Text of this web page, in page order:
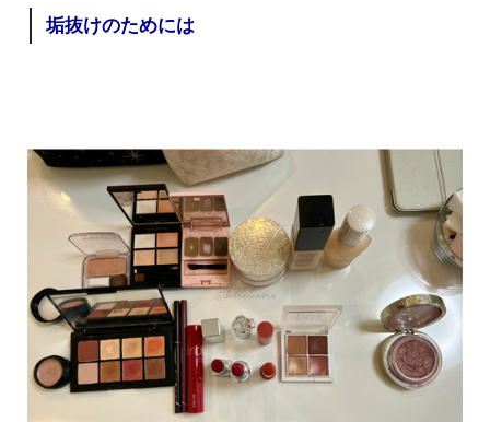
垢抜けのためには